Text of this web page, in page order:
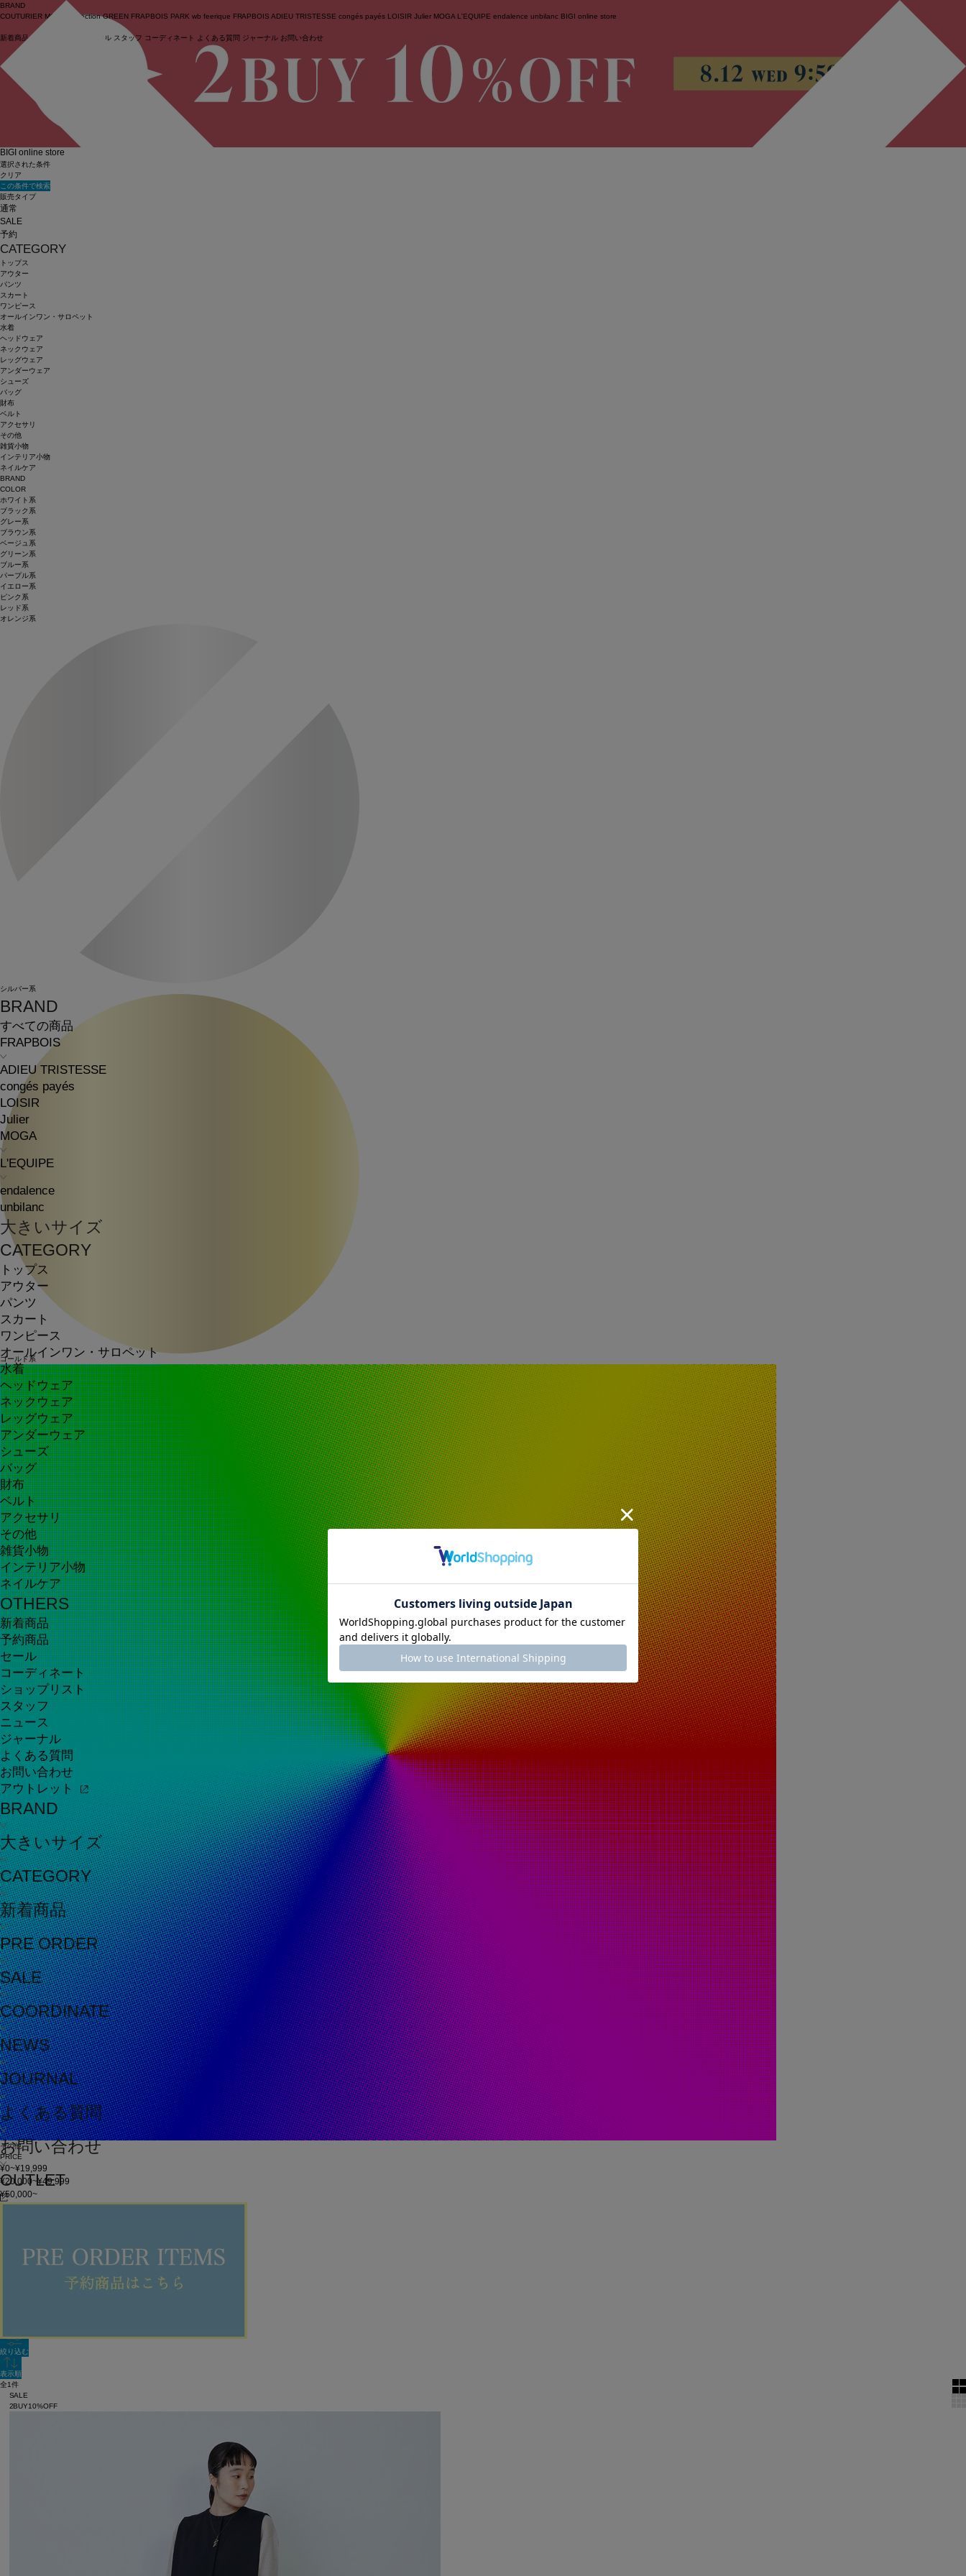
ログイン
BRAND
COUTURIER MOGA Collection GREEN FRAPBOIS PARK wb feerique FRAPBOIS ADIEU TRISTESSE congés payés LOISIR Julier MOGA L'EQUIPE endalence unbilanc BIGI online store
新着商品 (ライブ) セール スタッフ コーディネート よくある質問 ジャーナル お問い合わせ
BRAND
すべての商品
FRAPBOIS
ADIEU TRISTESSE
congés payés
LOISIR
Julier
MOGA
L'EQUIPE
endalence
unbilanc
大きいサイズ
CATEGORY
トップス
アウター
パンツ
スカート
ワンピース
オールインワン・サロペット
水着
ヘッドウェア
ネックウェア
レッグウェア
アンダーウェア
シューズ
バッグ
財布
ベルト
アクセサリ
その他
雑貨小物
インテリア小物
ネイルケア
OTHERS
新着商品
予約商品
セール
コーディネート
ショップリスト
スタッフ
ニュース
ジャーナル
よくある質問
お問い合わせ
アウトレット
BRAND
大きいサイズ
CATEGORY
新着商品
PRE ORDER
SALE
COORDINATE
NEWS
JOURNAL
よくある質問
お問い合わせ
OUTLET
BIGI online store
選択された条件
クリア
この条件で検索
販売タイプ
通常
SALE
予約
CATEGORY
トップス
アウター
パンツ
スカート
ワンピース
オールインワン・サロペット
水着
ヘッドウェア
ネックウェア
レッグウェア
アンダーウェア
シューズ
バッグ
財布
ベルト
アクセサリ
その他
雑貨小物
インテリア小物
ネイルケア
BRAND
COLOR
ホワイト系
ブラック系
グレー系
ブラウン系
ベージュ系
グリーン系
ブルー系
パープル系
イエロー系
ピンク系
レッド系
オレンジ系
シルバー系
ゴールド系
その他
PRICE
¥0~¥19,999
¥20,000~¥49,999
¥50,000~
在庫
新着順
絞り込む
表示順
全1件
SALE
2BUY10%OFF